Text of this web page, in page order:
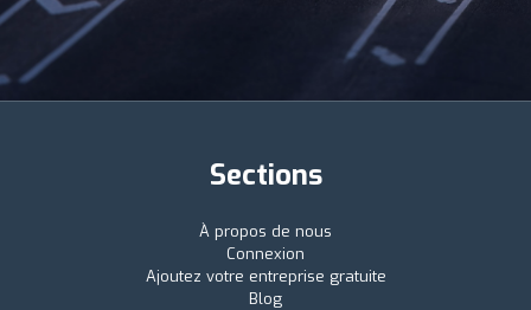
Sections
À propos de nous
Connexion
Ajoutez votre entreprise gratuite
Blog